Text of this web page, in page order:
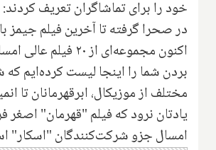
خود را برای تماشاگران تعریف
در صحرا گرفته تا آخرین فیلم جیمز
اکنون مجموعه‌ای از ۲۰
بردن شما را اینجا لیست کرده‌ایم که
مختلف از موزیکال، ابرقهرمانان تا
یادتان نرود که فیلم "قهرمان" اصغر
امسال جزو شرکت‌کنندگان "اسکار"